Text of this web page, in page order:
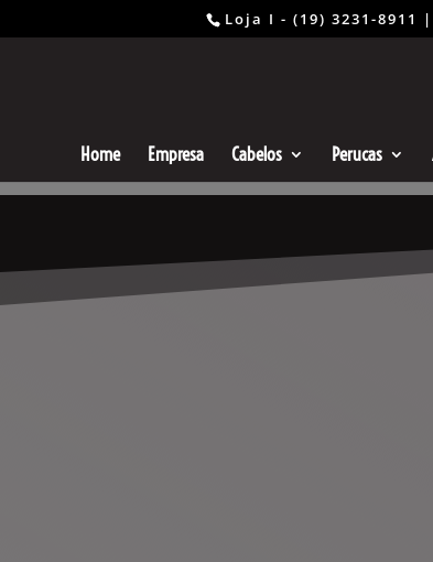
Loja I - (19) 3231-8911
Home Empresa Cabelos Perucas